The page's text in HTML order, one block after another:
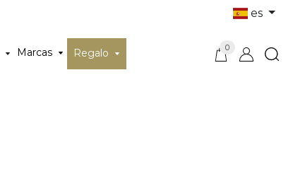
es
Marcas Regalo 0